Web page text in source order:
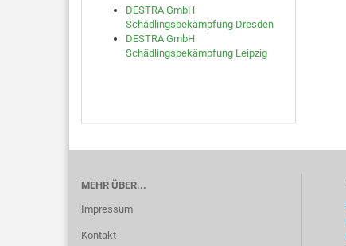
DESTRA GmbH
Schädlingsbekämpfung Dresden
DESTRA GmbH
Schädlingsbekämpfung Leipzig
MEHR ÜBER...
Impressum
Kontakt